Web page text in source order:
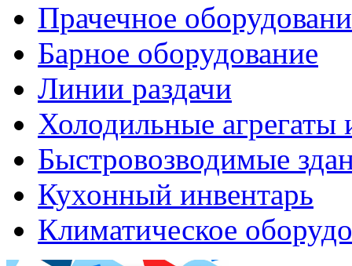
Прачечное
Барное оборудование
Линии раздачи
Холодильные агрегаты
Быстровозводимые
Кухонный инвентарь
Климатическое